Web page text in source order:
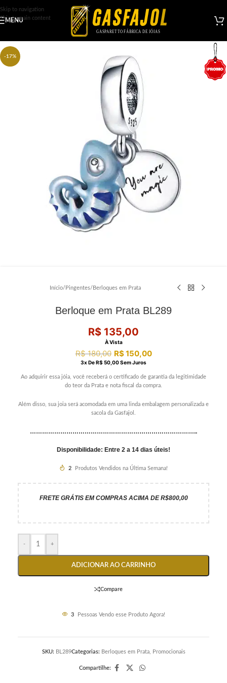
Skip to navigation
Skip to main content
MENU
-17%
Início/ Pingentes/ Berloques em Prata
Berloque em Prata BL289
R$ 135,00
À Vista
R$180,00 R$150,00
3X DeR$ 50,00Sem Juros
Ao adquirir essa jóia, você receberá o certificado de garantia da legitimidade
do teor da Prata e nota fiscal da compra.
Além disso, sua joia será acomodada em uma linda embalagem personalizada e
sacola da Gasfajol.
………………………………………………………………………..
Disponibilidade: Entre 2 a 14 dias úteis!
2 Produtos Vendidos na Última Semana!
FRETE GRÁTIS EM COMPRAS ACIMA DE R$800,00
- +
ADICIONAR AO CARRINHO
Compare
3 Pessoas Vendo esse Produto Agora!
SKU: BL289Categorias: Berloques em Prata, Promocionais
Compartilhe: